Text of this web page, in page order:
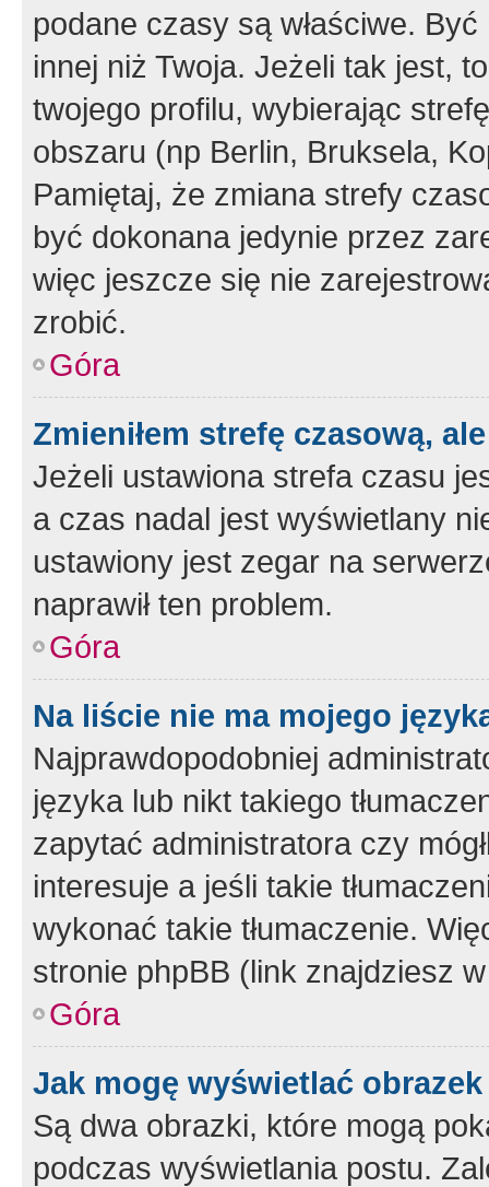
podane czasy są właściwe.
innej niż Twoja. Jeżeli tak jest,
twojego profilu, wybierając
obszaru (np Berlin, Bruksela,
Pamiętaj, że zmiana strefy
być dokonana jedynie przez
więc jeszcze się nie
zrobić.
Góra
Zmieniłem strefę czasową,
Jeżeli ustawiona strefa czasu
a czas nadal jest wyświetlany
ustawiony jest zegar na
naprawił ten problem.
Góra
Na liście nie ma mojego
Najprawdopodobniej
języka lub nikt takiego
zapytać administratora czy
interesuje a jeśli takie
wykonać takie tłumaczenie.
stronie phpBB (link znajdziesz
Góra
Jak mogę wyświetlać
Są dwa obrazki, które mogą
podczas wyświetlania postu.